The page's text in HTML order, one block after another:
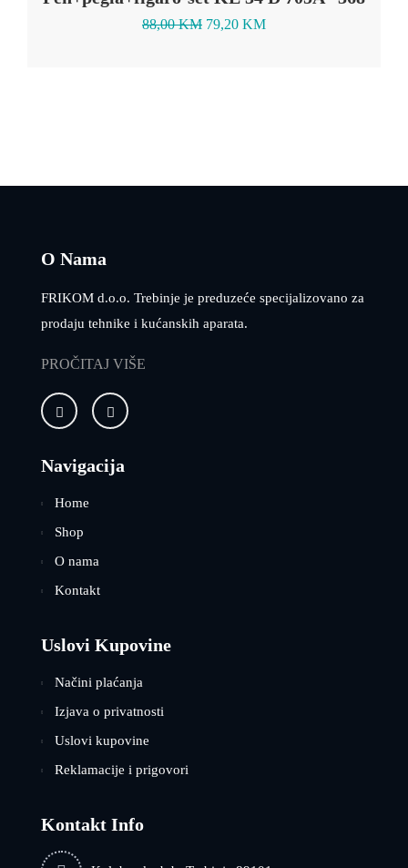
88,00KM 79,20 KM
O Nama
FRIKOM d.o.o. Trebinje je preduzeće specijalizovano za
prodaju tehnike i kućanskih aparata.
PROČITAJ VIŠE
Navigacija
Home
Shop
O nama
Kontakt
Uslovi Kupovine
Načini plaćanja
Izjava o privatnosti
Uslovi kupovine
Reklamacije i prigovori
Kontakt Info